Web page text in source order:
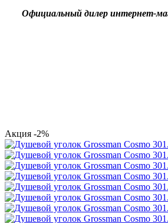
Официальный дилер интернет-
Акция -2%